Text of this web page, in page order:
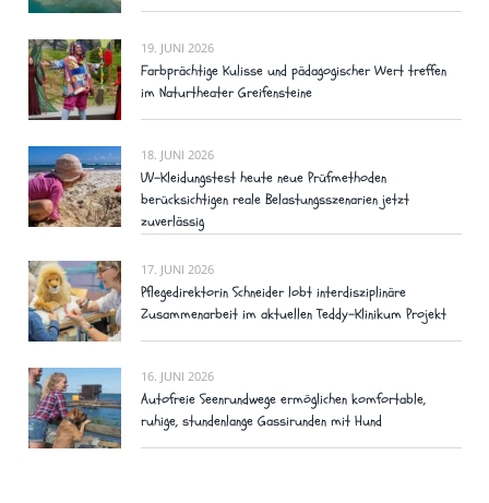
19. JUNI 2026
Farbprächtige Kulisse und pädagogischer Wert treffen
im Naturtheater Greifensteine
18. JUNI 2026
UV-Kleidungstest heute neue Prüfmethoden
berücksichtigen reale Belastungsszenarien jetzt
zuverlässig
17. JUNI 2026
Pflegedirektorin Schneider lobt interdisziplinäre
Zusammenarbeit im aktuellen Teddy-Klinikum Projekt
16. JUNI 2026
Autofreie Seenrundwege ermöglichen komfortable,
ruhige, stundenlange Gassirunden mit Hund